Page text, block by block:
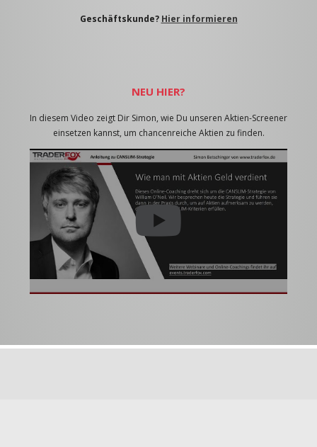
Geschäftskunde? Hier informieren
NEU HIER?
In diesem Video zeigt Dir Simon, wie Du unseren Aktien-Screener
einsetzen kannst, um chancenreiche Aktien zu finden.